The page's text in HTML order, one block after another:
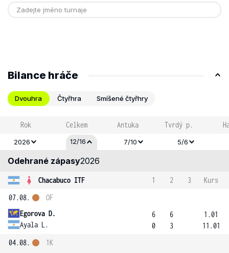
Bilance hráče
Dvouhra Čtyřhra Smíšené čtyřhry
Rok Celkem Antuka Tvrdý p.
2026 12/16 7/10 5/6
Odehrané zápasy2026
Chacabuco ITF 1 2 3
Kurs
07.08.
Egorova D.
Ayala L.
OF
6
0
6
3
1.01
11.01
04.08.
1K